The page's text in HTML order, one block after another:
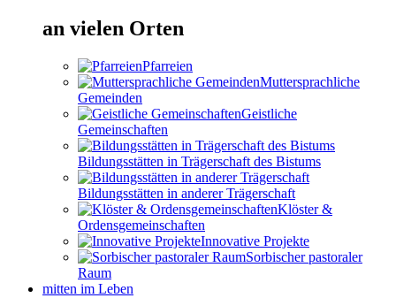
an vielen Orten
Pfarreien
Muttersprachliche
Gemeinden
Geistliche
Gemeinschaften
Bildungsstätten in Trägerschaft des Bistums
Bildungsstätten in anderer Trägerschaft
Klöster &
Ordensgemeinschaften
Innovative Projekte
Sorbischer pastoraler
Raum
mitten im Leben